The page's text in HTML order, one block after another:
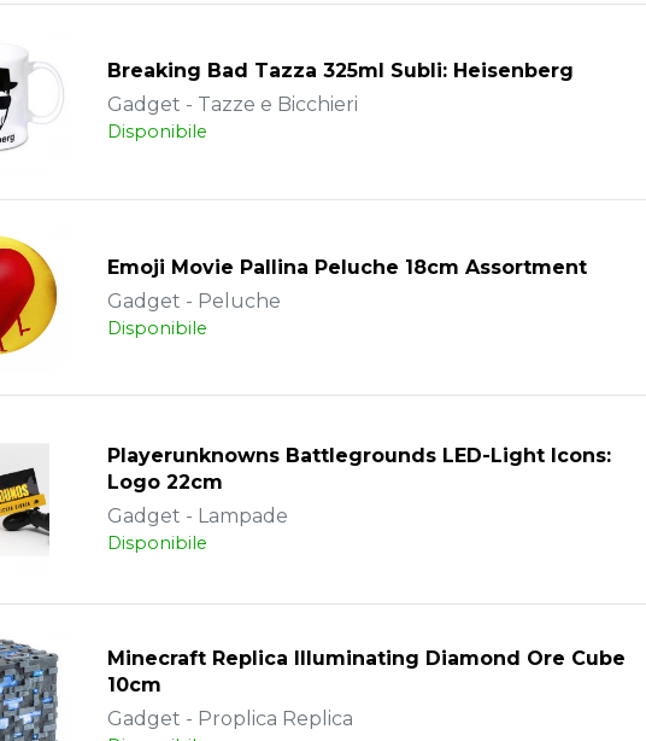
Breaking Bad Tazza 325ml Subli: Heisenberg
Gadget - Tazze e Bicchieri
Disponibile
Emoji Movie Pallina Peluche 18cm Assortment
Gadget - Peluche
Disponibile
Playerunknowns Battlegrounds LED-Light Icons:
Logo 22cm
Gadget - Lampade
Disponibile
Minecraft Replica Illuminating Diamond Ore Cube
10cm
Gadget - Proplica Replica